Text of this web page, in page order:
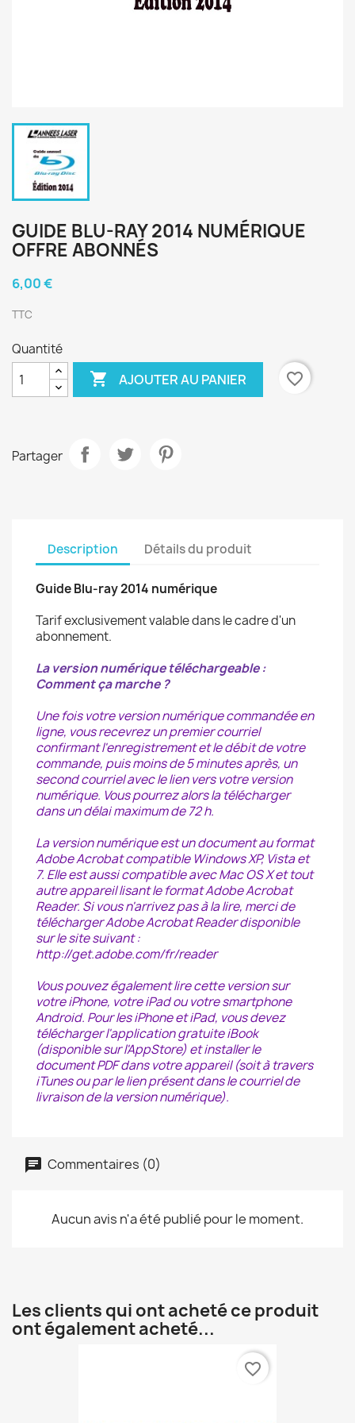
GUIDE BLU-RAY 2014 NUMÉRIQUE
OFFRE ABONNÉS
6,00 €
TTC
Quantité
 AJOUTER AU PANIER favorite_border
Partager
Description Détails du produit
Guide Blu-ray 2014 numérique
Tarif exclusivement valable dans le cadre d'un
abonnement.
La version numérique téléchargeable :
Comment ça marche ?
Une fois votre version numérique commandée en
ligne, vous recevrez un premier courriel
confirmant l'enregistrement et le débit de votre
commande, puis moins de 5 minutes après, un
second courriel avec le lien vers votre version
numérique. Vous pourrez alors la télécharger
dans un délai maximum de 72 h.
La version numérique est un document au format
Adobe Acrobat compatible Windows XP, Vista et
7. Elle est aussi compatible avec Mac OS X et tout
autre appareil lisant le format Adobe Acrobat
Reader. Si vous n'arrivez pas à la lire, merci de
télécharger Adobe Acrobat Reader disponible
sur le site suivant :
http://get.adobe.com/fr/reader
Vous pouvez également lire cette version sur
votre iPhone, votre iPad ou votre smartphone
Android. Pour les iPhone et iPad, vous devez
télécharger l'application gratuite iBook
(disponible sur l'AppStore) et installer le
document PDF dans votre appareil (soit à travers
iTunes ou par le lien présent dans le courriel de
livraison de la version numérique).
Commentaires (0)
Aucun avis n'a été publié pour le moment.
Les clients qui ont acheté ce produit
ont également acheté...
favorite_border